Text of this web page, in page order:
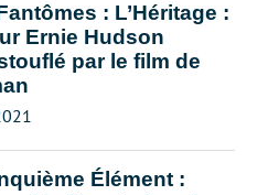
: L’Héritage :
Ernie Hudson
par le film de
Élément :